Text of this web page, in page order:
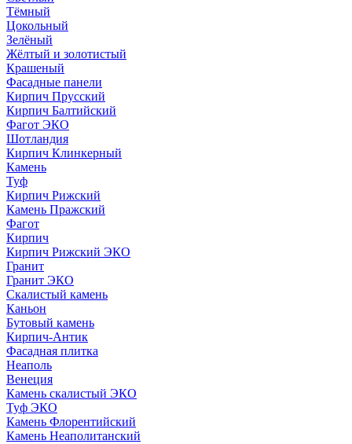
Тёмный
Цокольный
Зелёный
Жёлтый и золотистый
Крашеный
Фасадные панели
Кирпич Прусский
Кирпич Балтийский
Фагот ЭКО
Шотландия
Кирпич Клинкерный
Камень
Туф
Кирпич Рижский
Камень Пражский
Фагот
Кирпич
Кирпич Рижский ЭКО
Гранит
Гранит ЭКО
Скалистый камень
Каньон
Бутовый камень
Кирпич-Антик
Фасадная плитка
Неаполь
Венеция
Камень скалистый ЭКО
Туф ЭКО
Камень Флорентийский
Камень Неаполитанский